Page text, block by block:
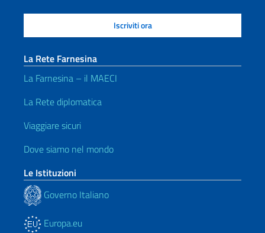
La Rete Farnesina
La Farnesina – il MAECI
La Rete diplomatica
Viaggiare sicuri
Dove siamo nel mondo
Le Istituzioni
Governo Italiano
Europa.eu